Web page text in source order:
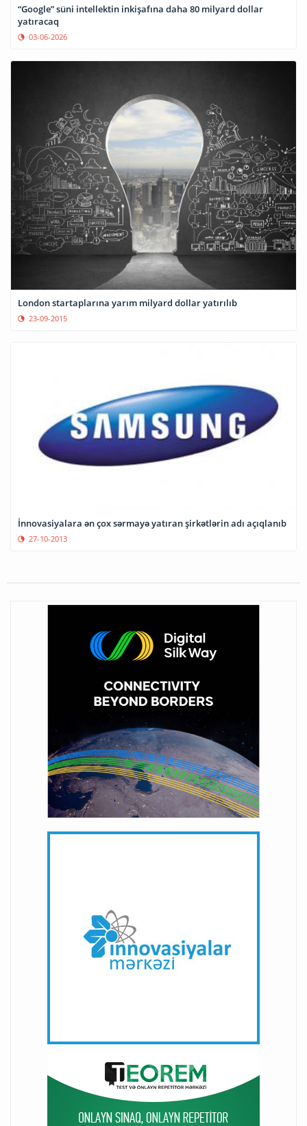
“Google” süni intellektin inkişafına daha 80 milyard dollar
yatıracaq
03-06-2026
London startaplarına yarım milyard dollar yatırılıb
23-09-2015
İnnovasiyalara ən çox sərmayə yatıran şirkətlərin adı açıqlanıb
27-10-2013